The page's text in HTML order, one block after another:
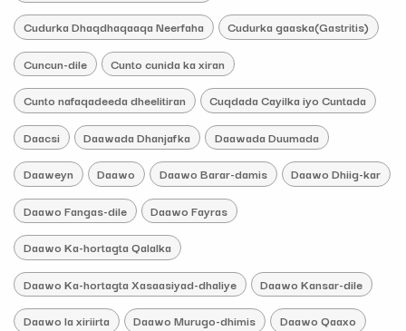
Cudurka Dhaqdhaqaaqa Neerfaha Cudurka gaaska(Gastritis)
Cuncun-dile Cunto cunida ka xiran
Cunto nafaqadeeda dheelitiran Cuqdada Cayilka iyo Cuntada
Daacsi Daawada Dhanjafka Daawada Duumada
Daaweyn Daawo Daawo Barar-damis Daawo Dhiig-kar
Daawo Fangas-dile Daawo Fayras
Daawo Ka-hortagta Qalalka
Daawo Ka-hortagta Xasaasiyad-dhaliye Daawo Kansar-dile
Daawo la xiriirta Daawo Murugo-dhimis Daawo Qaaxo